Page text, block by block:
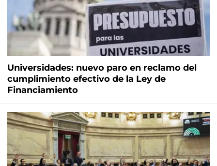
Universidades: nuevo paro en reclamo del
cumplimiento efectivo de la Ley de
Financiamiento